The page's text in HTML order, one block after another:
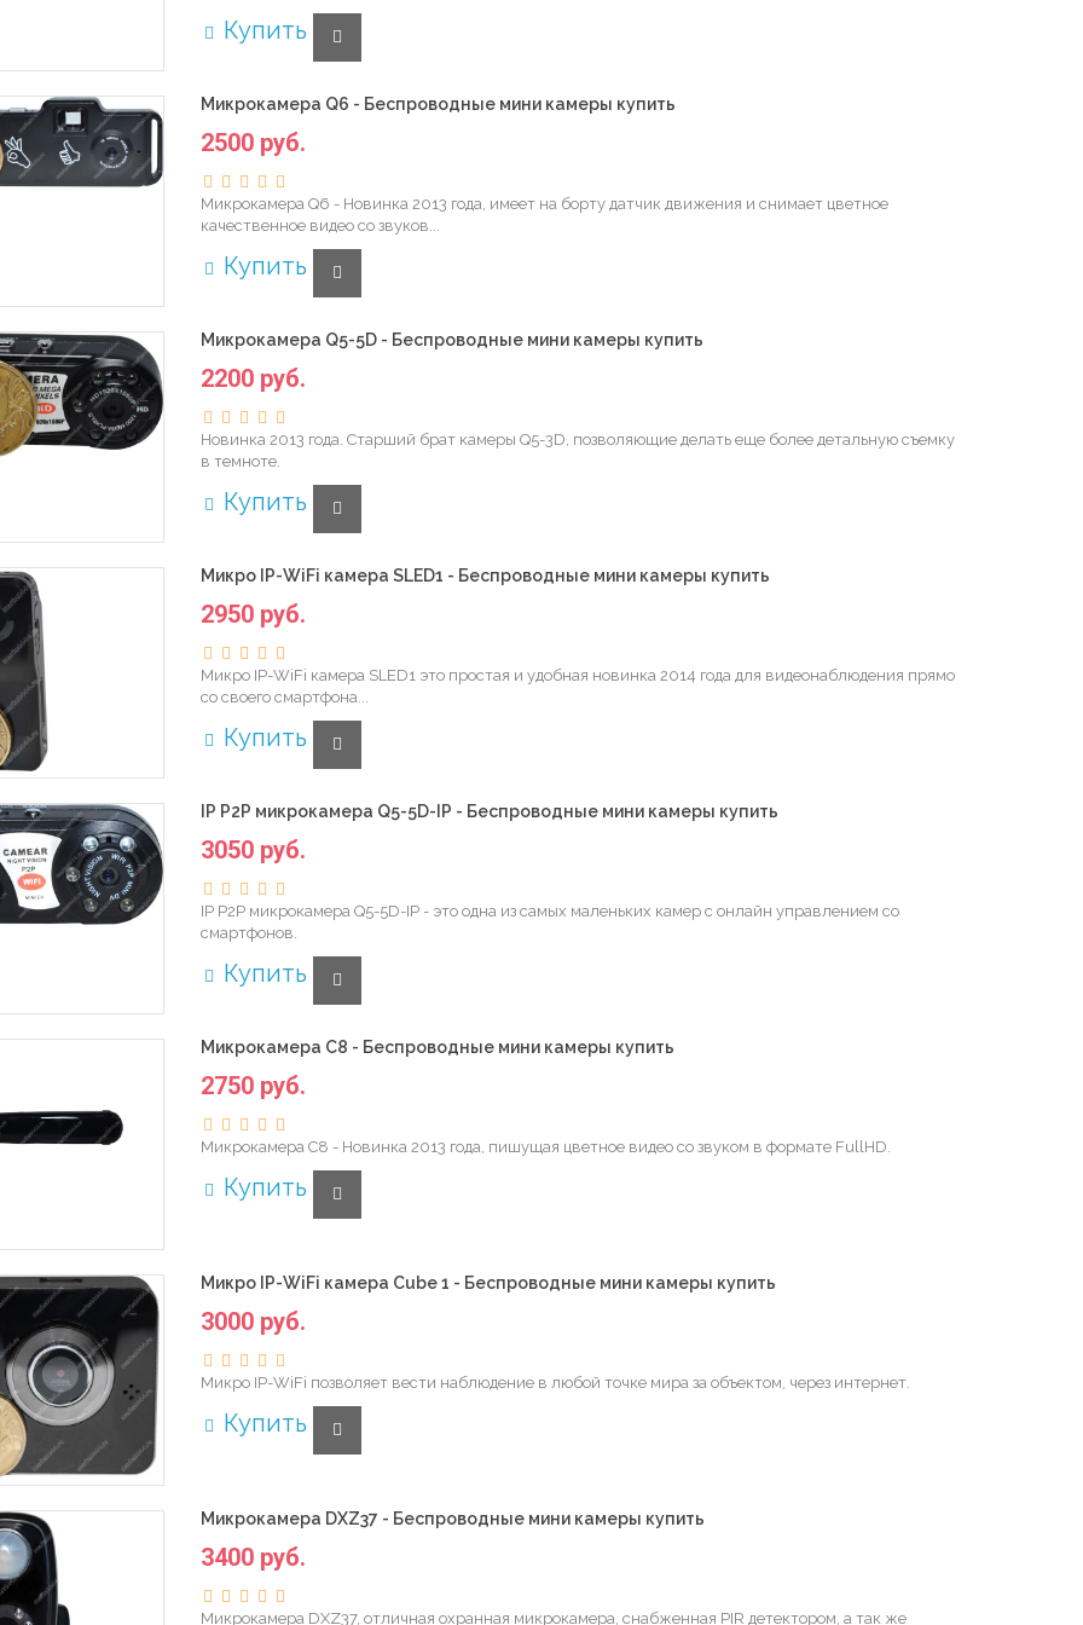
Купить
Микрокамера Q6 - Беспроводные мини камеры купить
2500 руб.
Микрокамера Q6 - Новинка 2013 года, имеет на борту датчик движения и снимает цветное
качественное видео со звуков...
Купить
Микрокамера Q5-5D - Беспроводные мини камеры купить
2200 руб.
Новинка 2013 года. Старший брат камеры Q5-3D, позволяющие делать еще более детальную съемку
в темноте.
Купить
Микро IP-WiFi камера SLED1 - Беспроводные мини камеры купить
2950 руб.
Микро IP-WiFi камера SLED1 это простая и удобная новинка 2014 года для видеонаблюдения прямо
со своего смартфона...
Купить
IP P2P микрокамера Q5-5D-IP - Беспроводные мини камеры купить
3050 руб.
IP P2P микрокамера Q5-5D-IP - это одна из самых маленьких камер с онлайн управлением со
смартфонов.
Купить
Микрокамера С8 - Беспроводные мини камеры купить
2750 руб.
Микрокамера С8 - Новинка 2013 года, пишущая цветное видео со звуком в формате FullHD.
Купить
Микро IP-WiFi камера Cube 1 - Беспроводные мини камеры купить
3000 руб.
Микро IP-WiFi позволяет вести наблюдение в любой точке мира за объектом, через интернет.
Купить
Микрокамера DXZ37 - Беспроводные мини камеры купить
3400 руб.
Микрокамера DXZ37, отличная охранная микрокамера, снабженная PIR детектором, а так же